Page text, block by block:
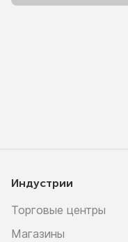
Индустрии
Торговые центры
Магазины